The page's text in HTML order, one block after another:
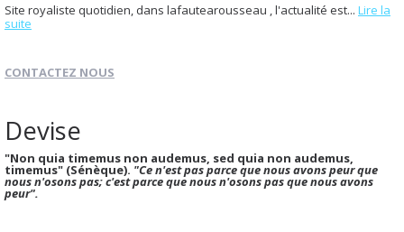
Site royaliste quotidien, dans lafautearousseau , l'actualité est... Lire la
suite
CONTACTEZ NOUS
Devise
"Non quia timemus non audemus, sed quia non audemus,
timemus" (Sénèque). "Ce n'est pas parce que nous avons peur que
nous n'osons pas; c'est parce que nous n'osons pas que nous avons
peur".